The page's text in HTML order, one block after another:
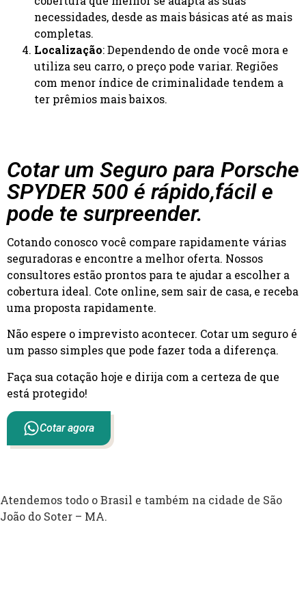
necessidades, desde as mais básicas até as mais
completas.
Localização: Dependendo de onde você mora e
utiliza seu carro, o preço pode variar. Regiões
com menor índice de criminalidade tendem a
ter prêmios mais baixos.
Cotar um Seguro para Porsche
SPYDER 500 é rápido,fácil e
pode te surpreender.
Cotando conosco você compare rapidamente várias
seguradoras e encontre a melhor oferta. Nossos
consultores estão prontos para te ajudar a escolher a
cobertura ideal. Cote online, sem sair de casa, e receba
uma proposta rapidamente.
Não espere o imprevisto acontecer. Cotar um seguro é
um passo simples que pode fazer toda a diferença.
Faça sua cotação hoje e dirija com a certeza de que
está protegido!
Cotar agora
Atendemos todo o Brasil e também na cidade de São
João do Soter – MA.